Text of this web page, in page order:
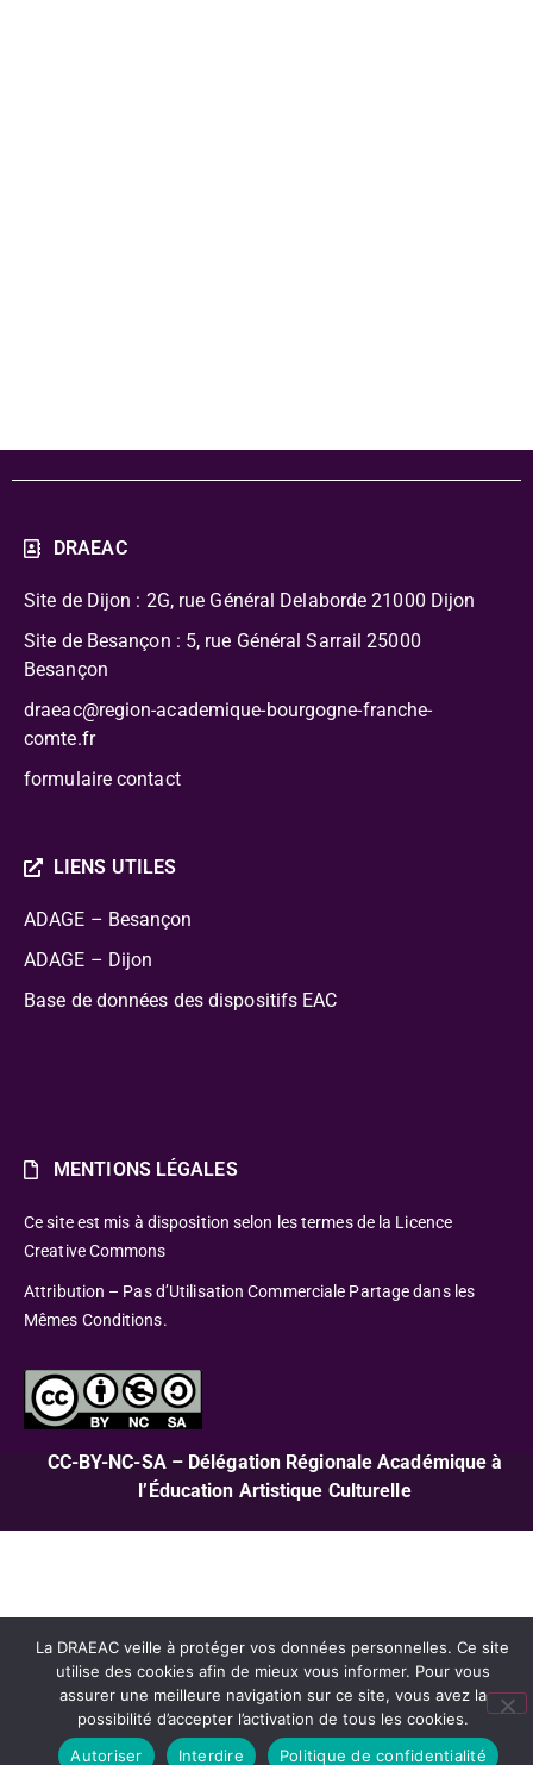
DRAEAC
Site de Dijon : 2G, rue Général Delaborde 21000 Dijon
Site de Besançon : 5, rue Général Sarrail 25000
Besançon
draeac@region-academique-bourgogne-franche-
comte.fr
formulaire contact
LIENS UTILES
ADAGE – Besançon
ADAGE – Dijon
Base de données des dispositifs EAC
MENTIONS LÉGALES
Ce site est mis à disposition selon les termes de la Licence
Creative Commons
Attribution – Pas d’Utilisation Commerciale Partage dans les
Mêmes Conditions.
CC-BY-NC-SA – Délégation Régionale Académique à
l’Éducation Artistique Culturelle
La DRAEAC veille à protéger vos données personnelles. Ce site
utilise des cookies afin de mieux vous informer. Pour vous
assurer une meilleure navigation sur ce site, vous avez la
possibilité d’accepter l’activation de tous les cookies.
Autoriser
Interdire Politique de confidentialité